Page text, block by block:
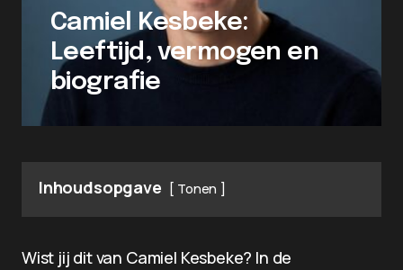
Camiel Kesbeke:
Leeftijd, vermogen en
biografie
Inhoudsopgave Tonen
Wist jij dit van Camiel Kesbeke? In de